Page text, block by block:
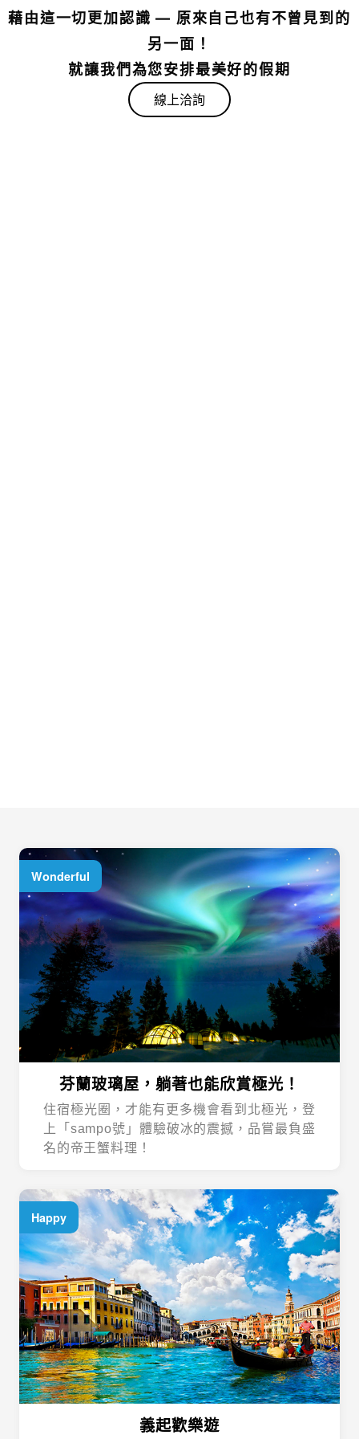
藉由這一切更加認識 — 原來自己也有不曾見到的
另一面！
就讓我們為您安排最美好的假期
線上洽詢
芬蘭玻璃屋，躺著也能欣賞極光！
Wonderful
住宿極光圈，才能有更多機會看到北極光，登
上「sampo號」體驗破冰的震撼，品嘗最負盛
名的帝王蟹料理！
義起歡樂遊
Happy